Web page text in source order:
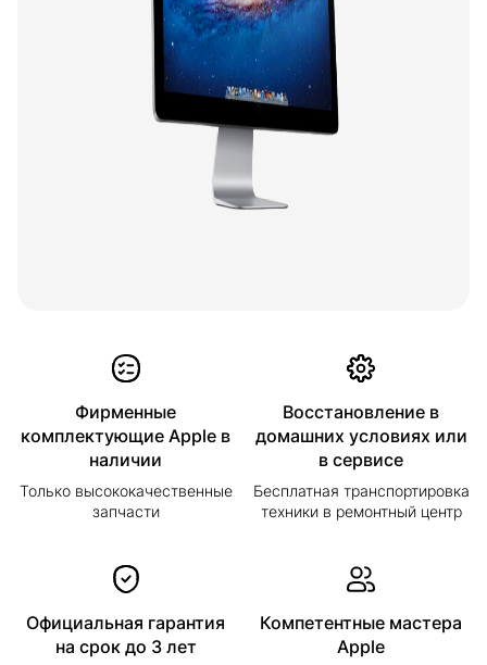
Фирменные
комплектующие Apple в
наличии
Только высококачественные
запчасти
Восстановление в
домашних условиях или
в сервисе
Бесплатная транспортировка
техники в ремонтный центр
Официальная гарантия
на срок до 3 лет
Компетентные мастера
Apple